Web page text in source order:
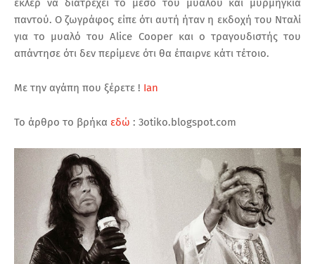
εκλέρ να διατρέχει το μέσο του μυαλού και μυρμήγκια
παντού. Ο ζωγράφος είπε ότι αυτή ήταν η εκδοχή του Νταλί
για το μυαλό του Alice Cooper και ο τραγουδιστής του
απάντησε ότι δεν περίμενε ότι θα έπαιρνε κάτι τέτοιο.
Με την αγάπη που ξέρετε ! Ian
Το άρθρο το βρήκα εδώ : 3otiko.blogspot.com